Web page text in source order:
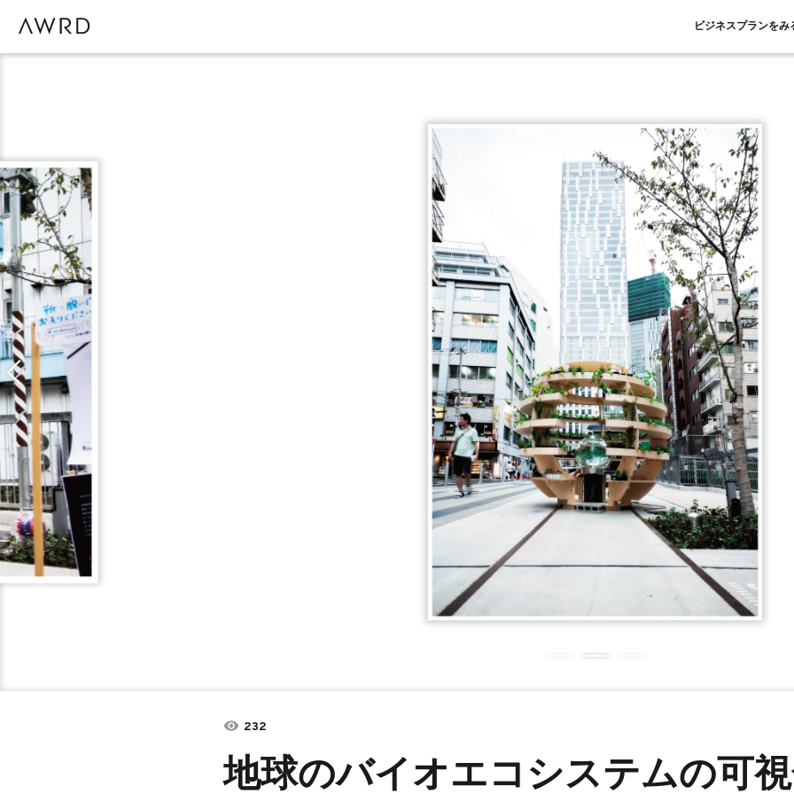
ビジネスプランをみ
232
地球のバイオエコシステムの可